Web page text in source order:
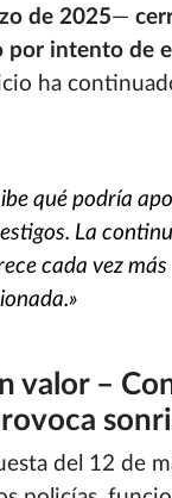
de 2025—
por intento de
ha
qué podría
La
cada vez más
valor –
del 12 de